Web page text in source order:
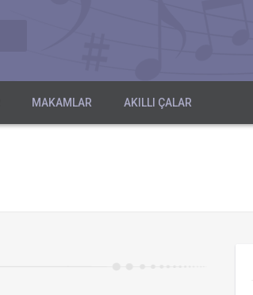
MAKAMLAR AKILLI ÇALAR